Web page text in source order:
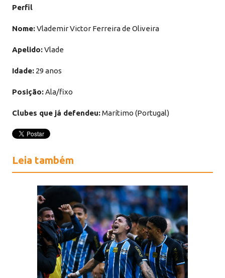
Perfil
Nome:Vlademir Victor Ferreira de Oliveira
Apelido:Vlade
Idade: 29 anos
Posição:Ala/fixo
Clubes que já defendeu:Marítimo (Portugal)
Leia também